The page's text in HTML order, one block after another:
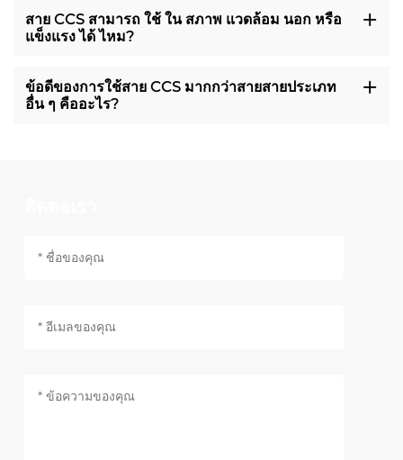
สาย CCS สามารถ ใช้ ใน สภาพ แวดล้อม นอก หรือ
แข็งแรง ได้ ไหม?
ข้อดีของการใช้สาย CCS มากกว่าสายสายประเภท
อื่น ๆ คืออะไร?